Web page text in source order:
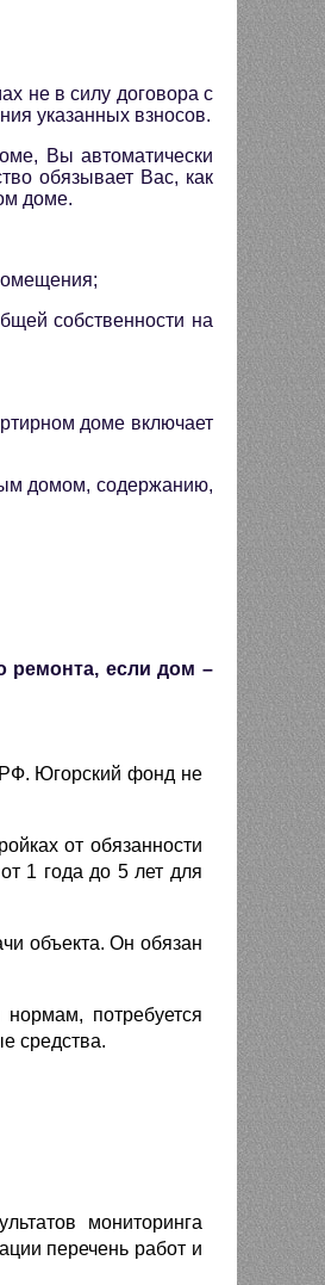
не в силу договора с
указанных взносов.
Вы автоматически
обязывает Вас, как
доме.
собственности на
доме включает
домом, содержанию,
ремонта, если дом –
РФ. Югорский фонд не
от обязанности
1 года до 5 лет для
объекта. Он обязан
потребуется
средства.
мониторинга
перечень работ и